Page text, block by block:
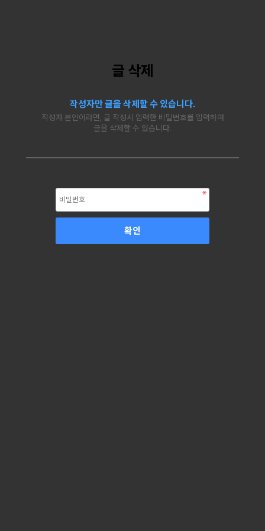
글 삭제
작성자만 글을 삭제할 수 있습니다.
작성자 본인이라면, 글 작성시 입력한 비밀번호를 입력하여
글을 삭제할 수 있습니다.